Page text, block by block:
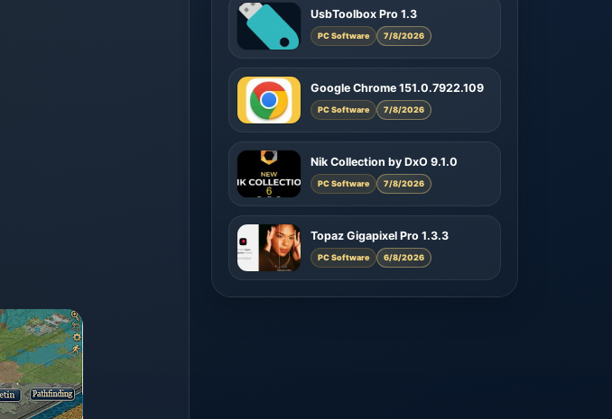
UsbToolbox Pro 1.3
PC Software 7/8/2026
Google Chrome 151.0.7922.109
PC Software 7/8/2026
Nik Collection by DxO 9.1.0
PC Software 7/8/2026
Topaz Gigapixel Pro 1.3.3
PC Software 6/8/2026